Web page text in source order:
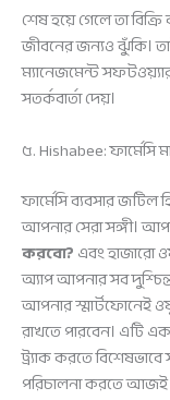
শেষ হয়ে গেলে তা
জীবনের জন্যও ঝুঁকি।
ম্যানেজমেন্ট
সতর্কবার্তা দেয়।
৫. Hishabee: ফার্মেসি
ফার্মেসি ব্যবসার
আপনার সেরা সঙ্গী।
করবো?এবং হাজারো
অ্যাপ আপনার সব
আপনার স্মার্টফোনেই
রাখতে পারবেন। এটি
ট্র্যাক করতে
পরিচালনা করতে আজই